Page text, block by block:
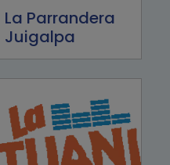
La Parrandera
Juigalpa